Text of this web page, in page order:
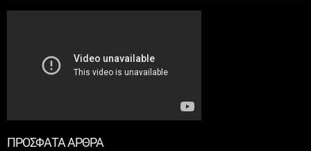
ΠΡΟΣΦΑΤΑ ΑΡΘΡΑ